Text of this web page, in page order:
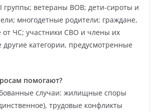
группы; ветераны ВОВ; дети-сироты и
многодетные родители; граждане,
от ЧС; участники СВО и члены их
другие категории, предусмотренные
помогают?
случаи: жилищные споры
трудовые конфликты